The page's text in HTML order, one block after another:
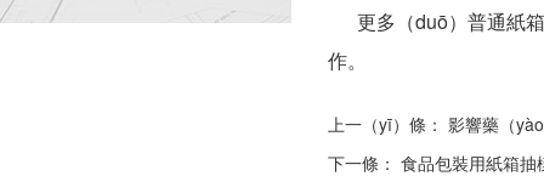
更多（duō）普通紙箱
作。
上一（yī）條： 影響藥（
下一條： 食品包裝用紙箱